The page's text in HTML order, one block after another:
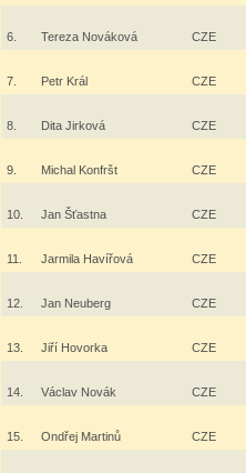
6. Tereza Nováková CZE
7. Petr Král CZE
8. Dita Jirková CZE
9. Michal Konfršt CZE
10. Jan Šťastna CZE
11. Jarmila Havířová CZE
12. Jan Neuberg CZE
13. Jiří Hovorka CZE
14. Václav Novák CZE
15. Ondřej Martinů CZE